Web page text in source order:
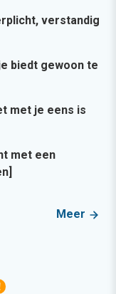
verstandig
biedt gewoon te
met je eens is
met een
Meer